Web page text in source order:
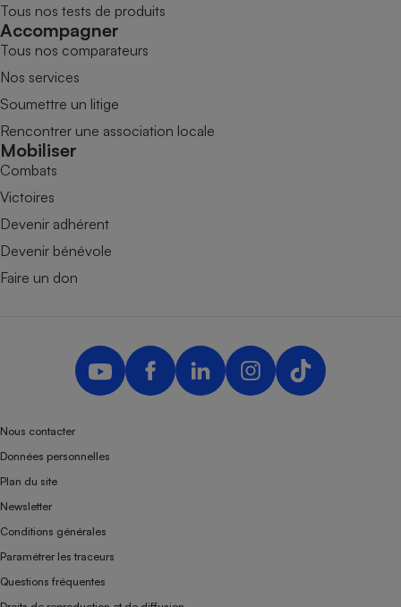
Tous nos tests de produits
Accompagner
Tous nos comparateurs
Nos services
Soumettre un litige
Rencontrer une association locale
Mobiliser
Combats
Victoires
Devenir adhérent
Devenir bénévole
Faire un don
Nous contacter
Données personnelles
Plan du site
Newsletter
Conditions générales
Paramétrer les traceurs
Questions fréquentes